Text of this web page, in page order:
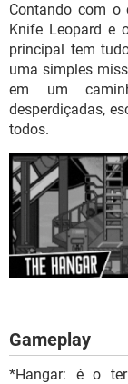
Contando com o
Knife Leopard e
principal tem
uma simples
em um
desperdiçadas,
todos.
Gameplay
*Hangar: é o